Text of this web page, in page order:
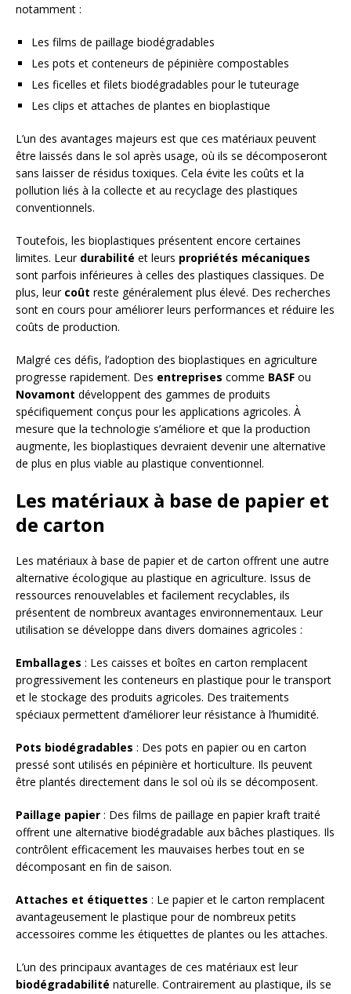
notamment :
Les films de paillage biodégradables
Les pots et conteneurs de pépinière compostables
Les ficelles et filets biodégradables pour le tuteurage
Les clips et attaches de plantes en bioplastique
L’un des avantages majeurs est que ces matériaux peuvent
être laissés dans le sol après usage, où ils se décomposeront
sans laisser de résidus toxiques. Cela évite les coûts et la
pollution liés à la collecte et au recyclage des plastiques
conventionnels.
Toutefois, les bioplastiques présentent encore certaines
limites. Leur durabilité et leurs propriétés mécaniques
sont parfois inférieures à celles des plastiques classiques. De
plus, leur coût reste généralement plus élevé. Des recherches
sont en cours pour améliorer leurs performances et réduire les
coûts de production.
Malgré ces défis, l’adoption des bioplastiques en agriculture
progresse rapidement. Des entreprises comme BASF ou
Novamont développent des gammes de produits
spécifiquement conçus pour les applications agricoles. À
mesure que la technologie s’améliore et que la production
augmente, les bioplastiques devraient devenir une alternative
de plus en plus viable au plastique conventionnel.
Les matériaux à base de papier et
de carton
Les matériaux à base de papier et de carton offrent une autre
alternative écologique au plastique en agriculture. Issus de
ressources renouvelables et facilement recyclables, ils
présentent de nombreux avantages environnementaux. Leur
utilisation se développe dans divers domaines agricoles :
Emballages : Les caisses et boîtes en carton remplacent
progressivement les conteneurs en plastique pour le transport
et le stockage des produits agricoles. Des traitements
spéciaux permettent d’améliorer leur résistance à l’humidité.
Pots biodégradables : Des pots en papier ou en carton
pressé sont utilisés en pépinière et horticulture. Ils peuvent
être plantés directement dans le sol où ils se décomposent.
Paillage papier : Des films de paillage en papier kraft traité
offrent une alternative biodégradable aux bâches plastiques. Ils
contrôlent efficacement les mauvaises herbes tout en se
décomposant en fin de saison.
Attaches et étiquettes : Le papier et le carton remplacent
avantageusement le plastique pour de nombreux petits
accessoires comme les étiquettes de plantes ou les attaches.
L’un des principaux avantages de ces matériaux est leur
biodégradabilité naturelle. Contrairement au plastique, ils se